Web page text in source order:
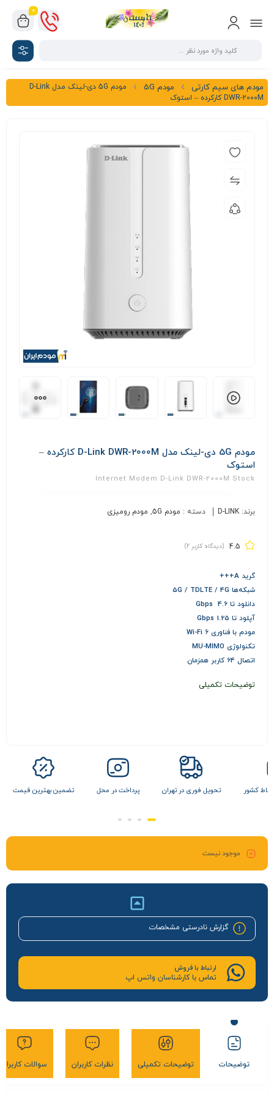
0
مودم های سیم کارتی مودم 5G
مودم 5G دی-لینک مدل D-Link
DWR-2000M کارکرده – استوک
مودم 5G دی-لینک مدل D-Link DWR-2000M کارکرده –
استوک
Internet Modem D-Link DWR-2000M Stock
برند: D-LINK دسته : مودم 5G , مودم رومیزی
4.5 (دیدگاه کاربر 2
)
گرید A+++
شبکه‌ها 5G / TDLTE / 4G
دانلود تا 4.6 Gbps
آپلود تا 1.25 Gbps
مودم با فناوری Wi-Fi 6
تکنولوژی MU-MIMO
اتصال 64 کاربر همزمان
توضیحات تکمیلی
تهران پرداخت در محل تضمین بهترین قیمت ارسال به تمام نقاط کشور
موجود نیست
گزارش نادرستی مشخصات
ارتباط با فروش
تماس با کارشناسان واتس اپ
توضیحات توضیحات تکمیلی نظرات کاربران سوالات کاربران